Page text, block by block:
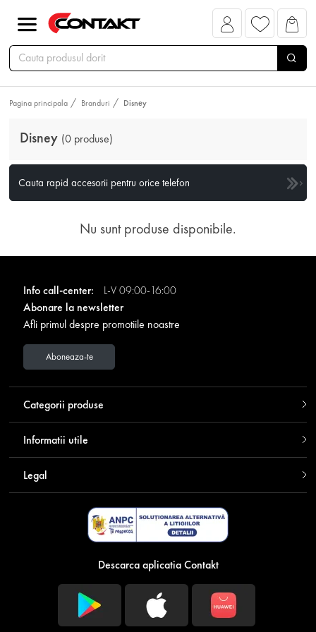
Pagina principala Branduri Disney
Disney (0 produse)
Cauta rapid accesorii pentru orice telefon
Nu sunt produse disponibile.
Info call-center:
L-V 09:00-16:00
Abonare la newsletter
Afli primul despre promotiile noastre
Aboneaza-te
Categorii produse
Informatii utile
Legal
Descarca aplicatia Contakt